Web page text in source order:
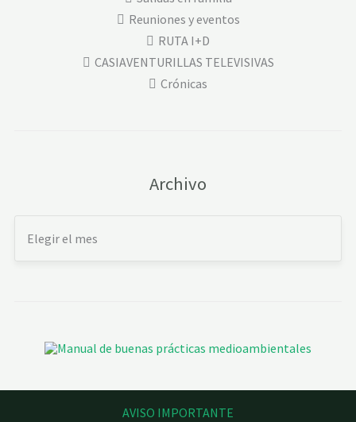
Reuniones y eventos
RUTA I+D
CASIAVENTURILLAS TELEVISIVAS
Crónicas
Archivo
AVISO IMPORTANTE